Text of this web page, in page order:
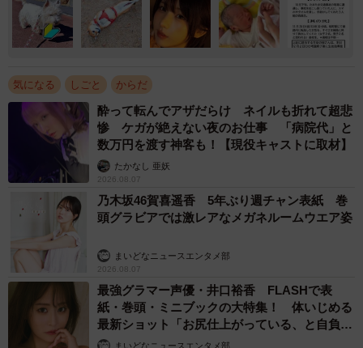
気になる しごと からだ
酔って転んでアザだらけ ネイルも折れて超悲
惨 ケガが絶えない夜のお仕事 「病院代」と
数万円を渡す神客も！【現役キャストに取材】
たかなし 亜妖
2026.08.07
乃木坂46賀喜遥香 5年ぶり週チャン表紙 巻
頭グラビアでは激レアなメガネルームウエア姿
まいどなニュースエンタメ部
2026.08.07
最強グラマー声優・井口裕香 FLASHで表
紙・巻頭・ミニブックの大特集！ 体いじめる
最新ショット「お尻仕上がっている、と自負し
ています」「いくつになっても理想の身体でい
まいどなニュースエンタメ部